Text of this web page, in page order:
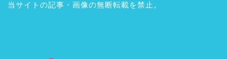
当サイトの記事・画像の無断転載を禁止。